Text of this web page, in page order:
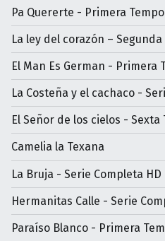
Pa Quererte - Primera
La ley del corazón –
El Man Es German - Primera
La Costeña y el cachaco -
El Señor de los cielos - Sexta
Camelia la Texana
La Bruja - Serie Completa HD
Hermanitas Calle - Serie
Paraíso Blanco - Primera